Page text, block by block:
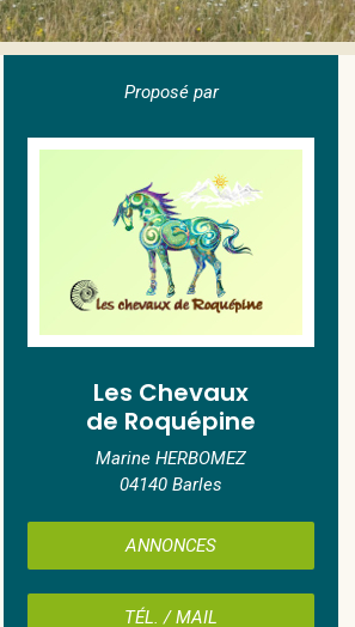
Proposé par
Les Chevaux
de Roquépine
Marine HERBOMEZ
04140 Barles
ANNONCES
TÉL. / MAIL